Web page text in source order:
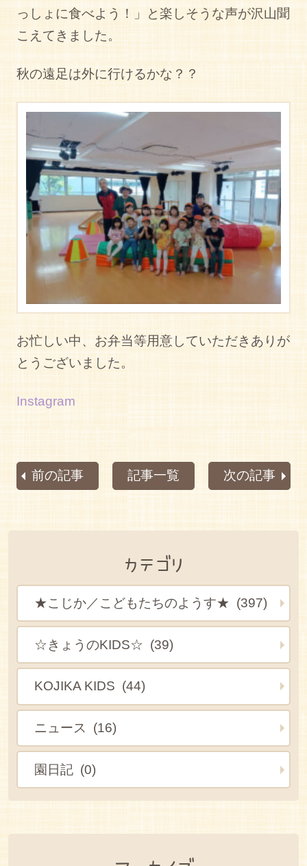
っしょに食べよう！」と楽しそうな声が沢山聞
こえてきました。
秋の遠足は外に行けるかな？？
お忙しい中、お弁当等用意していただきありが
とうございました。
Instagram
前の記事 記事一覧 次の記事
カテゴリ
★こじか／こどもたちのようす★ (397)
☆きょうのKIDS☆ (39)
KOJIKA KIDS (44)
ニュース (16)
園日記 (0)